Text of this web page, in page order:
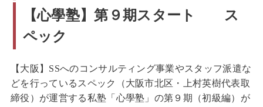
【心學塾】第９期スタート ス
ペック
【大阪】SSへのコンサルティング事業やスタッフ派遣な
どを行っているスペック（大阪市北区・上村英樹代表取
締役）が運営する私塾「心學塾」の第９期（初級編）が